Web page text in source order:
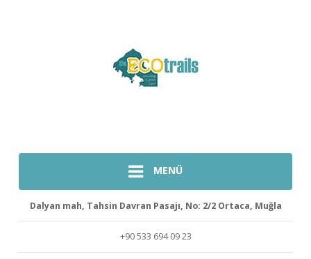
MENÜ
Dalyan mah, Tahsin Davran Pasajı, No: 2/2 Ortaca, Muğla
+90 533 694 09 23